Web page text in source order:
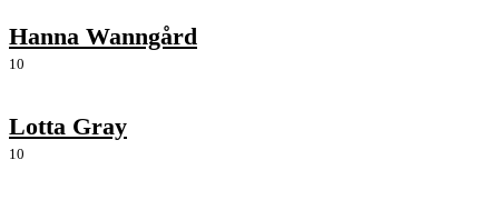
Hanna Wanngård
10
Lotta Gray
10